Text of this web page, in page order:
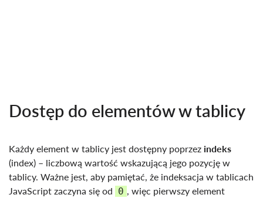
Dostęp do elementów w tablicy
Każdy element w tablicy jest dostępny poprzez indeks
(index) – liczbową wartość wskazującą jego pozycję w
tablicy. Ważne jest, aby pamiętać, że indeksacja w tablicach
JavaScript zaczyna się od 0 , więc pierwszy element